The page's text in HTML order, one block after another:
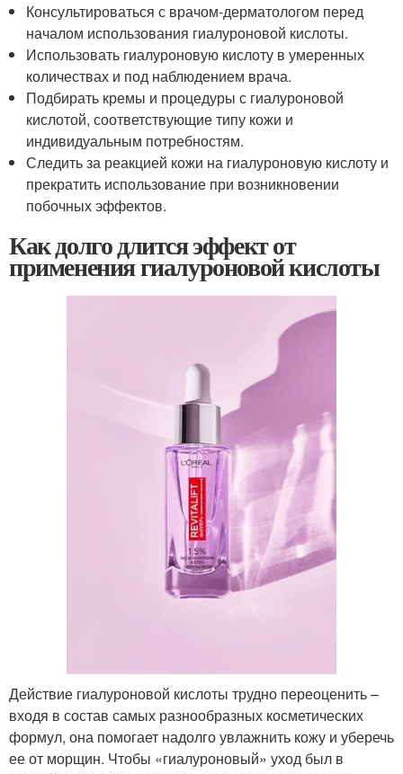
Консультироваться с врачом-дерматологом перед
началом использования гиалуроновой кислоты.
Использовать гиалуроновую кислоту в умеренных
количествах и под наблюдением врача.
Подбирать кремы и процедуры с гиалуроновой
кислотой, соответствующие типу кожи и
индивидуальным потребностям.
Следить за реакцией кожи на гиалуроновую кислоту и
прекратить использование при возникновении
побочных эффектов.
Как долго длится эффект от
применения гиалуроновой кислоты
Действие гиалуроновой кислоты трудно переоценить –
входя в состав самых разнообразных косметических
формул, она помогает надолго увлажнить кожу и уберечь
ее от морщин. Чтобы «гиалуроновый» уход был в